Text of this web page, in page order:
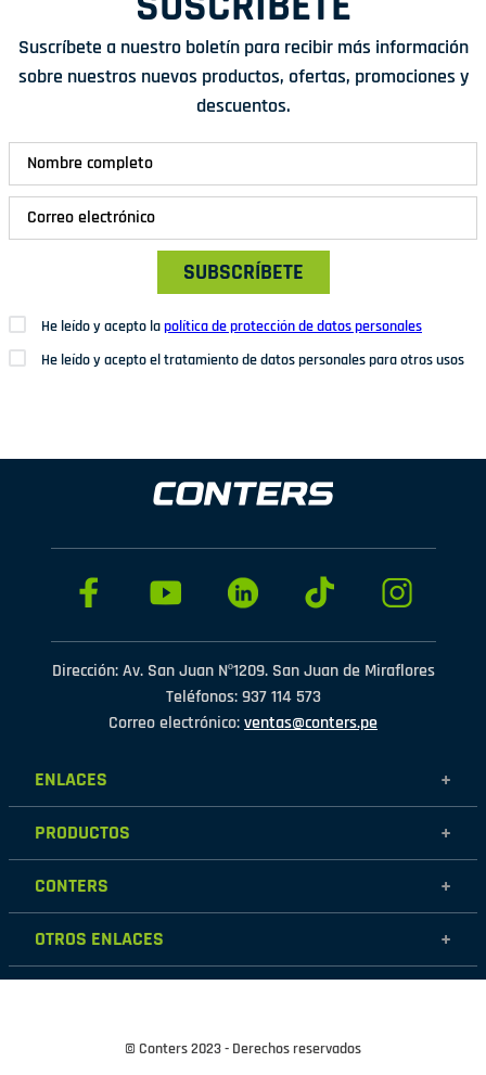
Suscríbete a nuestro boletín para recibir más información
sobre nuestros nuevos productos, ofertas, promociones y
descuentos.
SUBSCRÍBETE
He leído y acepto lapolítica de protección de datos personales
He leído y acepto el tratamiento de datos personales para otros usos
Dirección: Av. San Juan Nº1209. San Juan de Miraflores
Teléfonos: 937 114 573
Correo electrónico:ventas@conters.pe
ENLACES +
Mujer
Hombre
PRODUCTOS +
Calzados
Zapatillas
CONTERS +
Nosotros
Contáctanos
Tiendas
OTROS ENLACES +
Políticas de garantía
Cambios y devoluciones
© Conters 2023 - Derechos reservados